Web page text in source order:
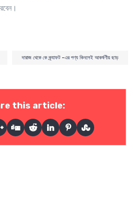
দারাজ থেকে কে ক্র্যাফট -এর পণ্য কিনলেই আকর্ষণীয় ছাড়
this article: